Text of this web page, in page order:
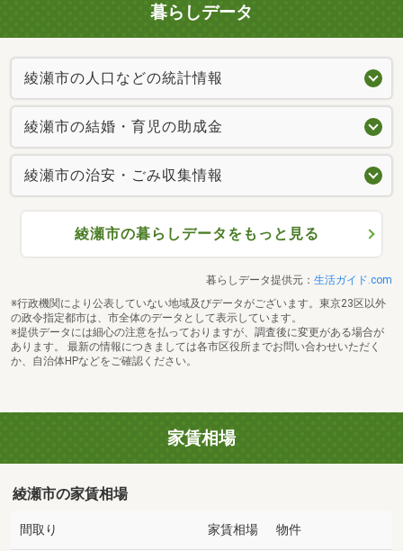
暮らしデータ
綾瀬市の人口などの統計情報
綾瀬市の結婚・育児の助成金
綾瀬市の治安・ごみ収集情報
綾瀬市の暮らしデータをもっと見る
暮らしデータ提供元： 生活ガイド.com
※行政機関により公表していない地域及びデータがございます。東京23区以外
の政令指定都市は、市全体のデータとして表示しています。
※提供データには細心の注意を払っておりますが、調査後に変更がある場合が
あります。 最新の情報につきましては各市区役所までお問い合わせいただく
か、自治体HPなどをご確認ください。
家賃相場
綾瀬市の家賃相場
間取り 家賃相場 物件